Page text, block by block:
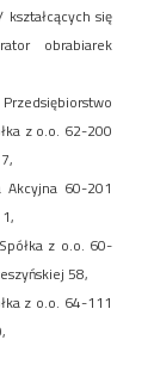
się
obrabiarek
z o.o. 62-200
Akcyjna 60-201
z o.o. 60-
58,
z o.o. 64-111